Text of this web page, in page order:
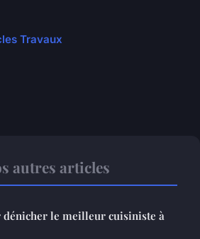
Travaux
autres articles
dénicher le meilleur cuisiniste à